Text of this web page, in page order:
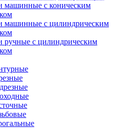
машинные с коническим
машинные с цилиндрическим
ручные с цилиндрическим